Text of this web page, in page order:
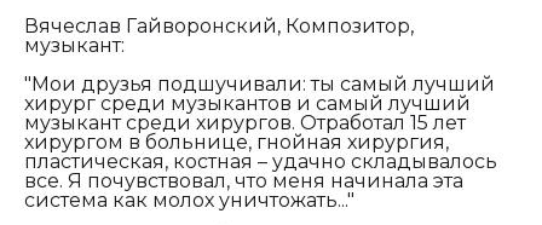
Вячеслав Гайворонский, Композитор,
музыкант:
"Мои друзья подшучивали: ты самый лучший
хирург среди музыкантов и самый лучший
музыкант среди хирургов. Отработал 15 лет
хирургом в больнице, гнойная хирургия,
пластическая, костная – удачно складывалось
все. Я почувствовал, что меня начинала эта
система как молох уничтожать..."